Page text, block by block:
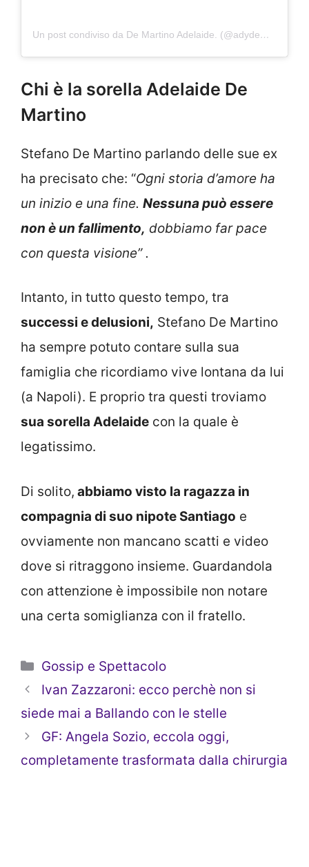
Un post condiviso da ️️️De Martino Adelaide. (@adydemartino)
Chi è la sorella Adelaide De
Martino
Stefano De Martino parlando delle sue ex
ha precisato che: “Ogni storia d’amore ha
un inizio e una fine. Nessuna può essere
non è un fallimento, dobbiamo far pace
con questa visione” .
Intanto, in tutto questo tempo, tra
successi e delusioni, Stefano De Martino
ha sempre potuto contare sulla sua
famiglia che ricordiamo vive lontana da lui
(a Napoli). E proprio tra questi troviamo
sua sorella Adelaide con la quale è
legatissimo.
Di solito, abbiamo visto la ragazza in
compagnia di suo nipote Santiago e
ovviamente non mancano scatti e video
dove si ritraggono insieme. Guardandola
con attenzione è impossibile non notare
una certa somiglianza con il fratello.
Categorie
Gossip e Spettacolo
Ivan Zazzaroni: ecco perchè non si
siede mai a Ballando con le stelle
GF: Angela Sozio, eccola oggi,
completamente trasformata dalla chirurgia